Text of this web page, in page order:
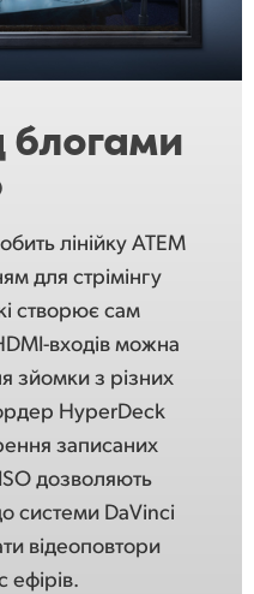
блогами
лінійку ATEM
для стрімінгу
створює сам
входів можна
зйомки з різних
HyperDeck
записаних
дозволяють
системи DaVinci
відеоповтори
ефірів.